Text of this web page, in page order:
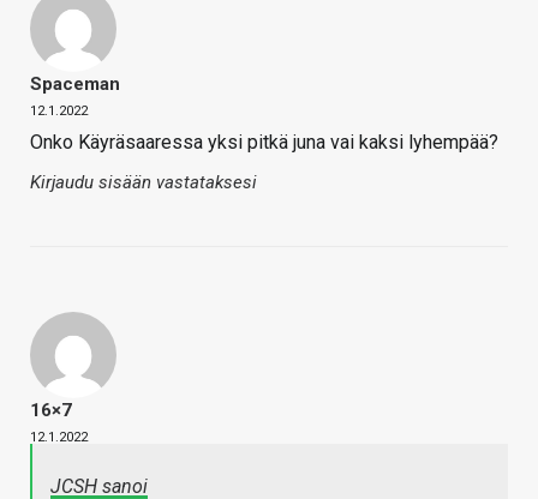
Spaceman
12.1.2022
Onko Käyräsaaressa yksi pitkä juna vai kaksi lyhempää?
Kirjaudu sisään vastataksesi
16×7
12.1.2022
JCSH sanoi